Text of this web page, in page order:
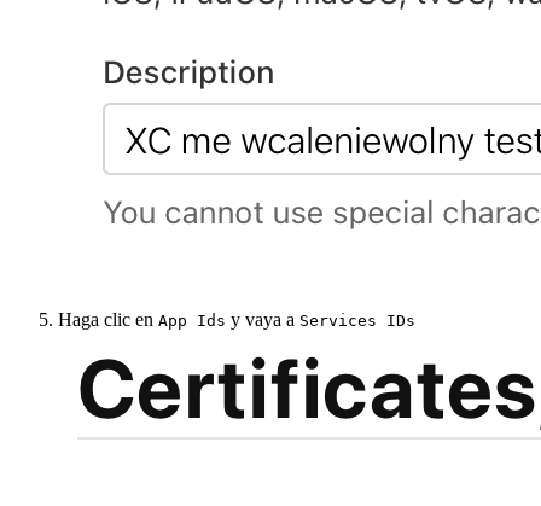
Haga clic en App Ids y vaya a Services IDs